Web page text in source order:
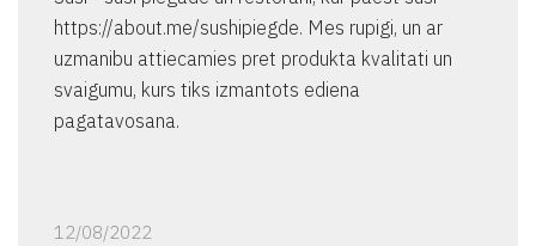
https://about.me/sushipiegde. Mes rupigi, un ar
uzmanibu attiecamies pret produkta kvalitati un
svaigumu, kurs tiks izmantots ediena
pagatavosana.
12/08/2022